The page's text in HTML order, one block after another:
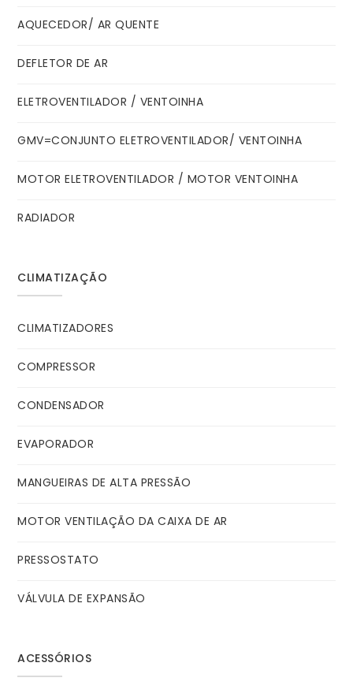
AQUECEDOR/ AR QUENTE
DEFLETOR DE AR
ELETROVENTILADOR / VENTOINHA
GMV=CONJUNTO ELETROVENTILADOR/ VENTOINHA
MOTOR ELETROVENTILADOR / MOTOR VENTOINHA
RADIADOR
CLIMATIZAÇÃO
CLIMATIZADORES
COMPRESSOR
CONDENSADOR
EVAPORADOR
MANGUEIRAS DE ALTA PRESSÃO
MOTOR VENTILAÇÃO DA CAIXA DE AR
PRESSOSTATO
VÁLVULA DE EXPANSÃO
ACESSÓRIOS